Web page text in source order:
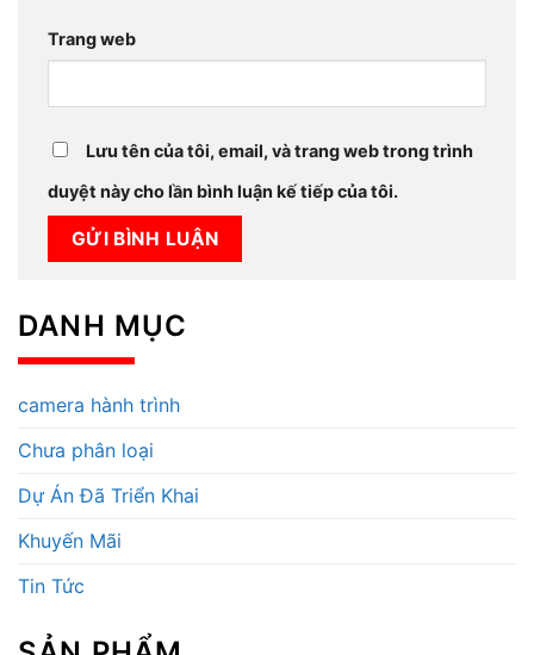
Trang web
Lưu tên của tôi, email, và trang web trong trình
duyệt này cho lần bình luận kế tiếp của tôi.
DANH MỤC
camera hành trình
Chưa phân loại
Dự Án Đã Triển Khai
Khuyến Mãi
Tin Tức